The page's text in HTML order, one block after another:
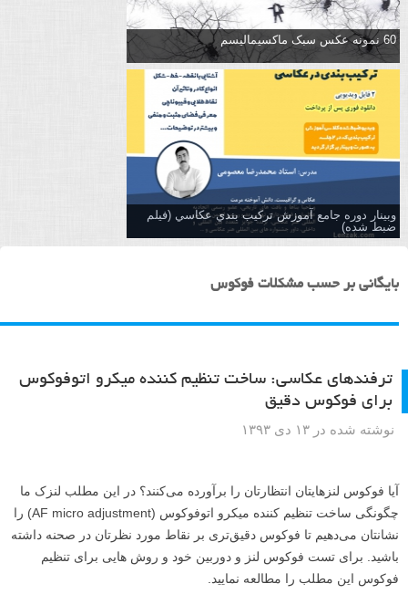
60 نمونه عکس سبک ماکسیمالیسم
وبینار دوره جامع آموزش تركيب بندي عكاسي (فیلم
ضبط شده)
بایگانی بر حسب مشکلات فوکوس
ترفندهای عکاسی: ساخت تنظیم کننده میکرو اتوفوکوس
برای فوکوس دقیق
نوشته شده در ۱۳ دی ۱۳۹۳